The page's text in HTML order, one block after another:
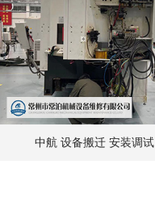
中航 设备搬迁 安装调试